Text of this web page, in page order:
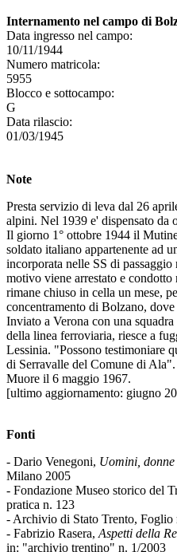
Internamento nel campo di
Data ingresso nel campo:
10/11/1944
Numero matricola:
5955
Blocco e sottocampo:
G
Data rilascio:
01/03/1945
Note
Presta servizio di leva dal 26
alpini. Nel 1939 e' dispensato da
Il giorno 1° ottobre 1944 il
soldato italiano appartenente ad
incorporata nelle SS di
motivo viene arrestato e
rimane chiuso in cella un mese,
concentramento di Bolzano,
Inviato a Verona con una
della linea ferroviaria, riesce a
Lessinia. "Possono testimoniare
di Serravalle del Comune di Ala".
Muore il 6 maggio 1967.
[ultimo aggiornamento: giugno
Fonti
- Dario Venegoni, Uomini,
Milano 2005
- Fondazione Museo storico del
pratica n. 123
- Archivio di Stato Trento, Foglio
- Fabrizio Rasera, Aspetti della
in: "archivio trentino" n. 1/2003